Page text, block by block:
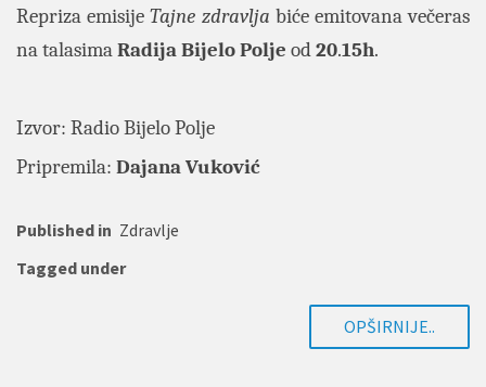
Repriza emisijeTajne zdravlja biće emitovana večeras
na talasimaRadija Bijelo Polje od20.15h.
Izvor: Radio Bijelo Polje
Pripremila: Dajana Vuković
Published in Zdravlje
Tagged under
OPŠIRNIJE..